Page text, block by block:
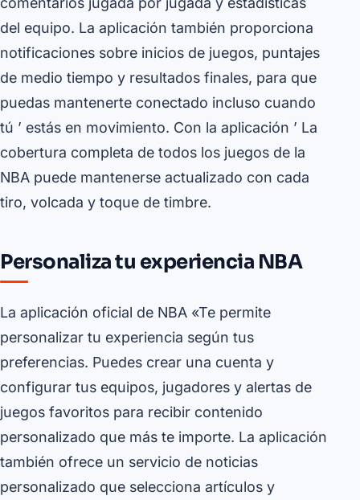
del equipo. La aplicación también proporciona
notificaciones sobre inicios de juegos, puntajes
de medio tiempo y resultados finales, para que
puedas mantenerte conectado incluso cuando
tú ’ estás en movimiento. Con la aplicación ’ La
cobertura completa de todos los juegos de la
NBA puede mantenerse actualizado con cada
tiro, volcada y toque de timbre.
Personaliza tu experiencia NBA
La aplicación oficial de NBA «Te permite
personalizar tu experiencia según tus
preferencias. Puedes crear una cuenta y
configurar tus equipos, jugadores y alertas de
juegos favoritos para recibir contenido
personalizado que más te importe. La aplicación
también ofrece un servicio de noticias
personalizado que selecciona artículos y